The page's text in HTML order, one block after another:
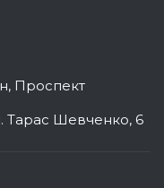
Проспект
Тарас Шевченко, 6​